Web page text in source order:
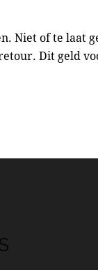
Niet of te laat
Dit geld